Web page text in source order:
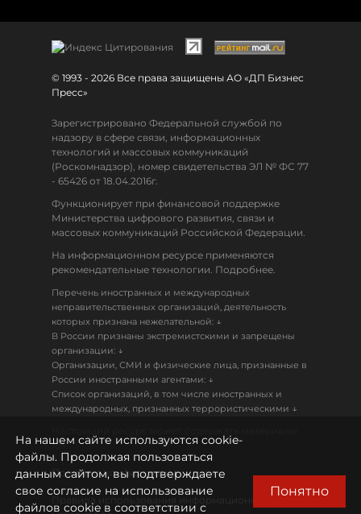
© 1993 - 2026 Все права защищены АО «ДП Бизнес
Пресс»
Зарегистрировано Федеральной службой по
надзору в сфере связи, информационных
технологий и массовых коммуникаций
(Роскомнадзор), номер свидетельства ЭЛ № ФС 77
- 65426 от 18.04.2016г.
Функционирует при финансовой поддержке
Министерства цифрового развития, связи и
массовых коммуникаций Российской Федерации.
На информационном ресурсе применяются
рекомендательные технологии. Подробнее.
Перечень иностранных и международных
неправительственных организаций, деятельность
которых признана нежелательной: ↓
В России признаны экстремистскими и запрещены
организации: ↓
Организации, СМИ и физические лица, признанные в
России иностранными агентами: ↓
Список организаций, в том числе иностранных и
международных, признанных террористическими ↓
18+
Политика конфиденциальности
Правила использования информационных
На нашем сайте используются cookie-
файлы. Продолжая пользоваться
данным сайтом, вы подтверждаете
свое согласие на использование
файлов cookie в соответствии с
Понятно